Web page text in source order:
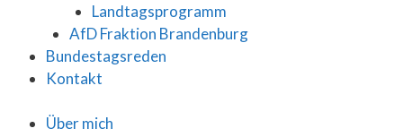
Landtagsprogramm
AfD Fraktion Brandenburg
Bundestagsreden
Kontakt
Über mich